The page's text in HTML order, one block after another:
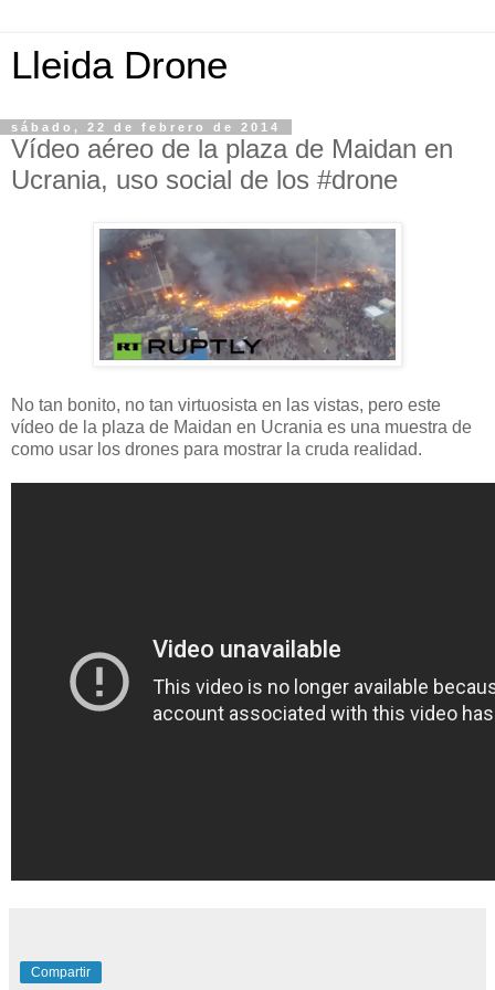
Lleida Drone
sábado, 22 de febrero de 2014
Vídeo aéreo de la plaza de Maidan en
Ucrania, uso social de los #drone
No tan bonito, no tan virtuosista en las vistas, pero este
vídeo de la plaza de Maidan en Ucrania es una muestra de
como usar los drones para mostrar la cruda realidad.
Compartir